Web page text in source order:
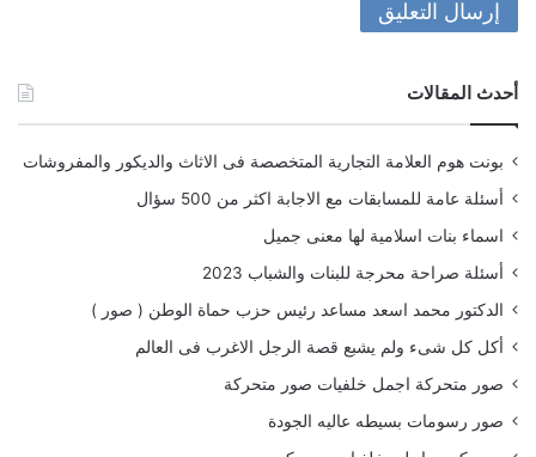
أحدث المقالات
بونت هوم العلامة التجارية المتخصصة فى الاثاث والديكور والمفروشات
أسئلة عامة للمسابقات مع الاجابة اكثر من 500 سؤال
اسماء بنات اسلامية لها معنى جميل
أسئلة صراحة محرجة للبنات والشباب 2023
الدكتور محمد اسعد مساعد رئيس حزب حماة الوطن ( صور )
أكل كل شىء ولم يشبع قصة الرجل الاغرب فى العالم
صور متحركة اجمل خلفيات صور متحركة
صور رسومات بسيطه عاليه الجودة